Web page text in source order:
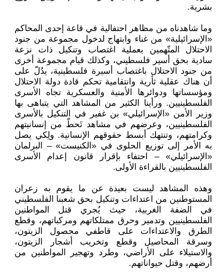
بشرية.
وما شاهدناه من مظاهر احتفالية في قاعة إحدى المحاكم
«الإسرائيلية» من غناء وابتهاج لدخول مجموعة من جنود
الاحتلال المتّهمين بعملية اغتصاب وتنكيل ذات نزعة
سادية بحق أسير فلسطيني، وكذلك قيام مجموعة أخرى
من جنود الاحتلال باغتصاب أسيرة فلسطينية، يدُلّ على
أن هناك عقلية ثأرية وانتقامية تحكم قادة دولة الاحتلال
ومؤسساتها ودوائرها الأمنية والعسكرية تجاه الأسرى
الفلسطينيين. ورأينا الكثير من المشاهد التي يتباهى بها
وزير الأمن «الإسرائيلي» بن غفير في التنكيل بالأسرى
الفلسطينيين، وعرضهم في مشاهد تَحطّ من إنسانيتهم
وكرامتهم، وتنتهك أبسط حقوقهم الإنسانية. ولِكي يصل
به الأمر إلى توزيع الحلوى في «الكنيست» – البرلمان
«الإسرائيلي» – احتفاء بإقرار قانون إعدام الأسرى
الفلسطينيين بالقراءة الأولى.
وهذه المشاهد ليست بعيدة عن ما يقوم به زعران
المستوطنين من اعتداءات وتنكيل بحق شعبنا الفلسطيني
في الضفة الغربية، حيث يُجري قتل المواطنين
الفلسطينيين وتدمير وحرق ممتلكاتهم ومركباتهم، وقطع
الطرق والاعتداءات على قاطفي محصول الزيتون،
وسرقة المحاصيل وقطع وتخريب أشجار الزيتون،
والاستيلاء على الأراضي، وطرد وتهجير المواطنين من
أرضهم، وقتل حيواناتهم.